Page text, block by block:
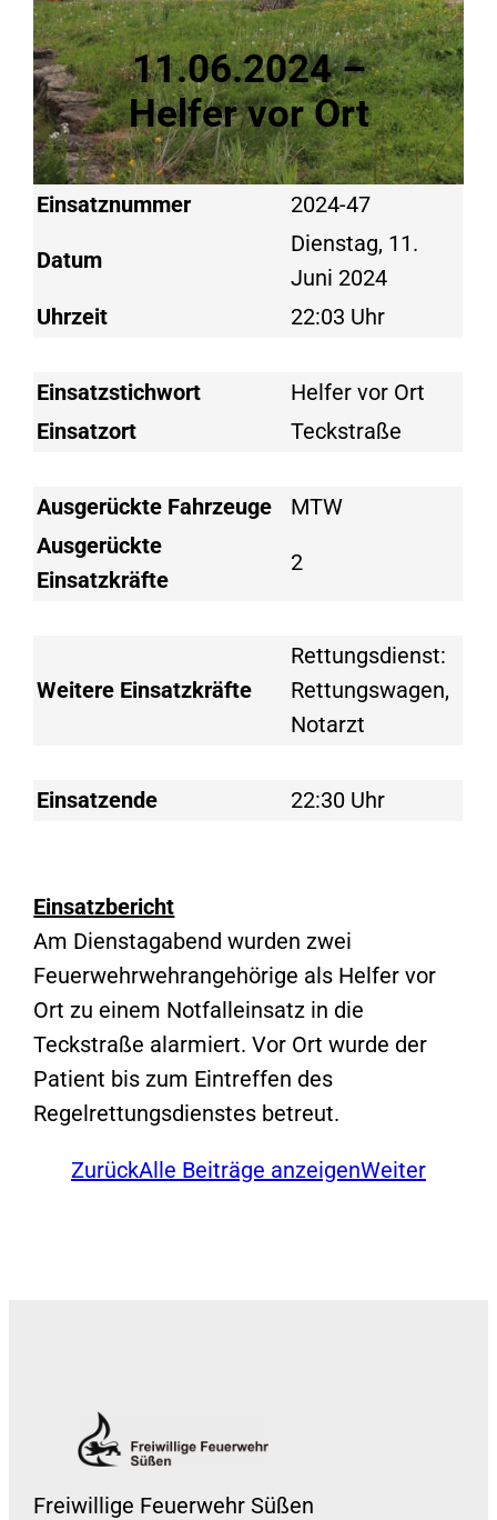
11.06.2024 –
Helfer vor Ort
Einsatznummer 2024-47
Datum
Dienstag, 11.
Juni 2024
Uhrzeit
22:03 Uhr
Einsatzstichwort
Helfer vor Ort
Einsatzort
Teckstraße
Ausgerückte Fahrzeuge
MTW
Ausgerückte
Einsatzkräfte
2
Weitere Einsatzkräfte
Rettungsdienst:
Rettungswagen,
Notarzt
Einsatzende 22:30 Uhr
Einsatzbericht
Am Dienstagabend wurden zwei
Feuerwehrwehrangehörige als Helfer vor
Ort zu einem Notfalleinsatz in die
Teckstraße alarmiert. Vor Ort wurde der
Patient bis zum Eintreffen des
Regelrettungsdienstes betreut.
ZurückAlle Beiträge anzeigenWeiter
Freiwillige Feuerwehr Süßen